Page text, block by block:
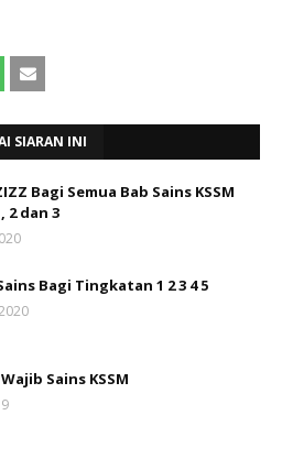
SIARAN INI
Bagi Semua Bab Sains KSSM
2 dan 3
Bagi Tingkatan 1 2 3 4 5
Sains KSSM